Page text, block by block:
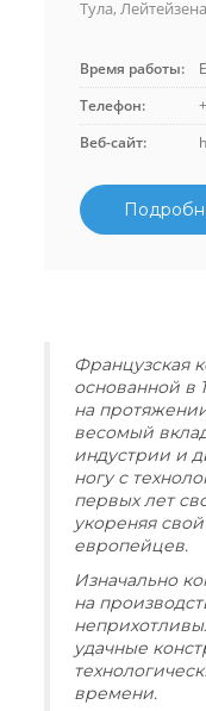
Тула,
Время работы:
Телефон:
Веб-сайт:
Французская
основанной в
на
весомый
индустрии и
ногу с
первых лет
укореняя
европейцев.
Изначально
на
удачные
времени.